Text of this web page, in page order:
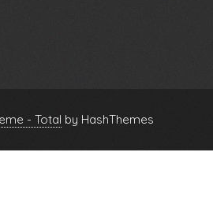
- Total by HashThemes